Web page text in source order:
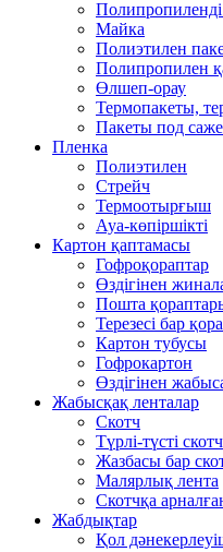
Майка
Полиэтилен
Полипропилен
Өлшеп-орау
Термопакеты,
Пакеты под
Пленка
Полиэтилен
Стрейч
Термоотырғыш
Ауа-көпіршікті
Картон қаптамасы
Гофроқораптар
Өздігінен
Пошта
Терезесі бар
Картон тубусы
Гофрокартон
Өздігінен
Жабысқақ ленталар
Скотч
Түрлі-түсті скотч
Жазбасы бар
Малярлық лента
Скотчқа
Жабдықтар
Қол